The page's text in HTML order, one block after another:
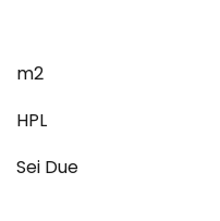
m2
HPL
Sei Due